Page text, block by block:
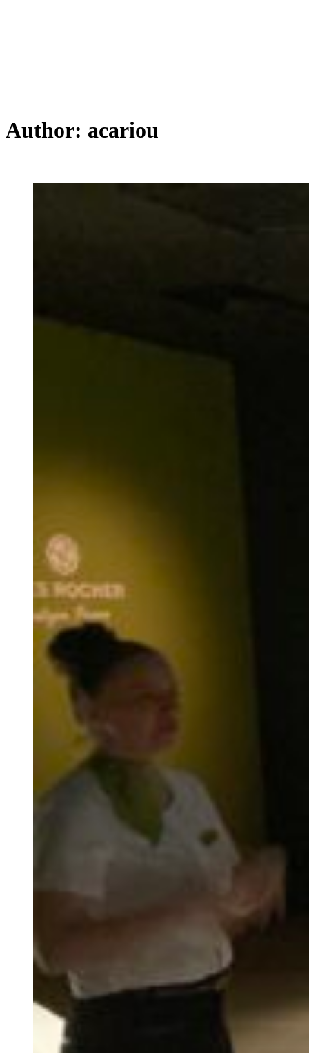
Author: acariou